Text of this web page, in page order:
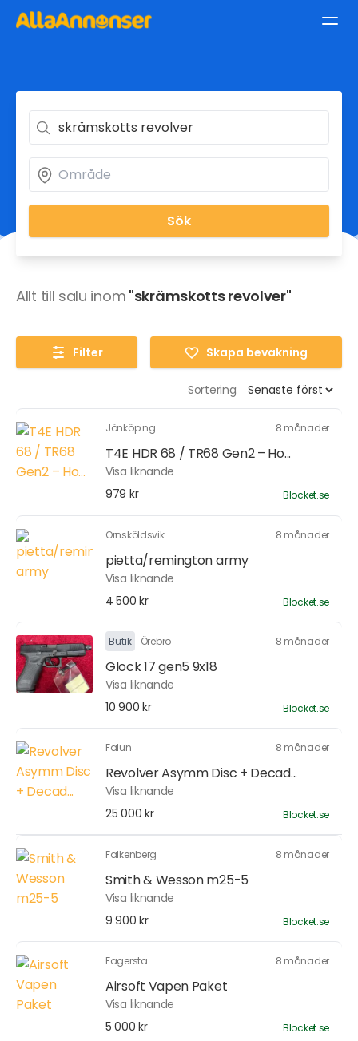
Sök
Allt till salu inom "skrämskotts revolver"
Filter Skapa bevakning
Sortering:
Jönköping 8 månader
T4E HDR 68 / TR68 Gen2 – Ho...
Visa liknande
979 kr
Blocket.se
Örnsköldsvik 8 månader
pietta/remington army
Visa liknande
4 500 kr
Blocket.se
Butik Örebro 8 månader
Glock 17 gen5 9x18
Visa liknande
10 900 kr
Blocket.se
Falun 8 månader
Revolver Asymm Disc + Decad...
Visa liknande
25 000 kr
Blocket.se
Falkenberg 8 månader
Smith & Wesson m25-5
Visa liknande
9 900 kr
Blocket.se
Fagersta 8 månader
Airsoft Vapen Paket
Visa liknande
5 000 kr
Blocket.se